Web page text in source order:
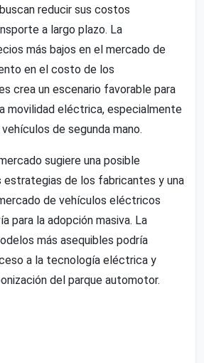
reducir sus costos
a largo plazo. La
más bajos en el mercado de
en el costo de los
crea un escenario favorable para
movilidad eléctrica, especialmente
de segunda mano.
sugiere una posible
estrategias de los fabricantes y una
de vehículos eléctricos
para la adopción masiva. La
más asequibles podría
a la tecnología eléctrica y
del parque automotor.